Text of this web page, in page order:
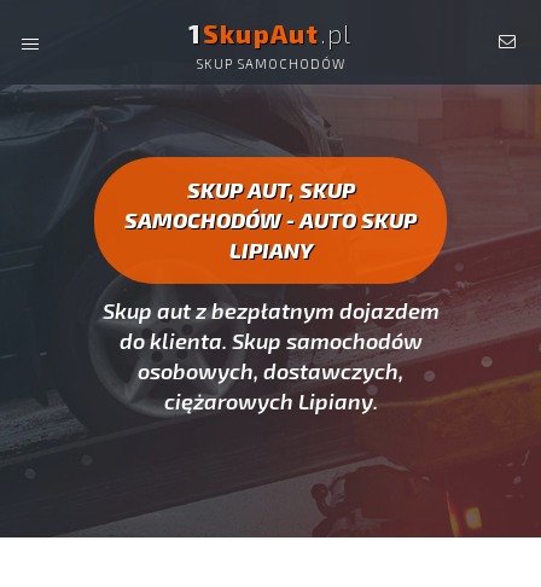
1SkupAut.pl
SKUP SAMOCHODÓW
AUTO SKUP LIPIANY -
SAMOCHODÓW LIPIANY
SKUP AUT, SKUP
SAMOCHODÓW - AUTO SKUP
LIPIANY
Skup aut z bezpłatnym dojazdem
do klienta. Skup samochodów
osobowych, dostawczych,
ciężarowych Lipiany.